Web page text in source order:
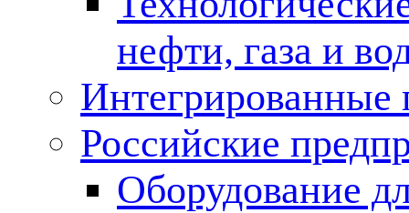
нефти, газа и
Российские
Оборудование